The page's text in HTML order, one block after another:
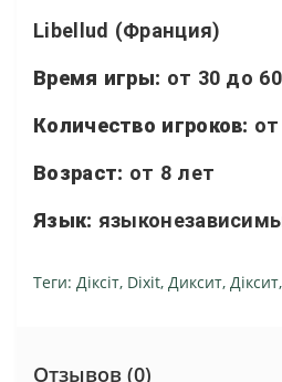
Libellud (Франция)
Время игры: от 30 до
Количество игроков:
Возраст: от 8 лет
Язык:
Теги: Діксіт, Dixit, Диксит, Діксит,
Отзывов (0)